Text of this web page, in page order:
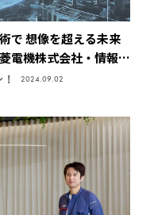
で 想像を超える未来
電機株式会社・情報技
2024.09.02